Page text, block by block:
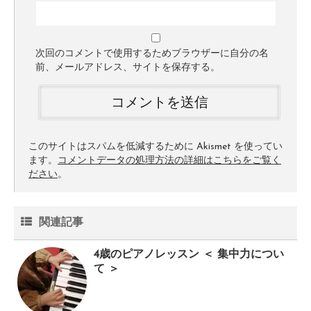
次回のコメントで使用するためブラウザーに自分の名
前、メールアドレス、サイトを保存する。
このサイトはスパムを低減するために Akismet を使ってい
ます。
コメントデータの処理方法の詳細はこちらをご覧く
ださい。
関連記事
4歳のピアノレッスン ＜ 集中力につい
て ＞